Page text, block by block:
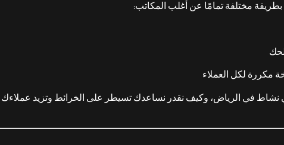
بطريقة مختلفة تمامًا عن أغلب المكاتب:
مكررة لكل العملاء
في الرياض، وكيف نقدر نساعدك تسيطر على الخرائط وتزيد عملاءك